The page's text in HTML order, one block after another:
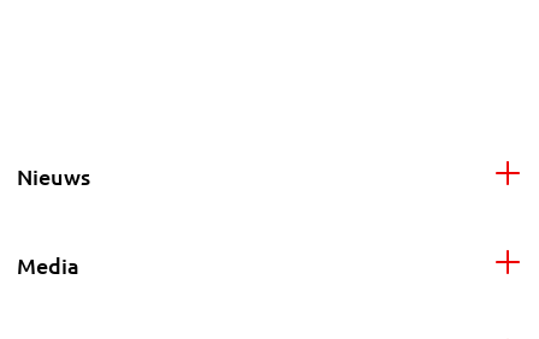
Nieuws
Media